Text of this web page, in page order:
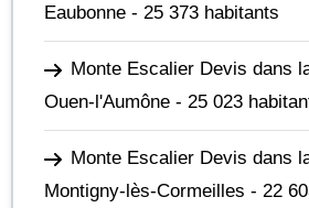
Eaubonne - 25 373 habitants
Monte Escalier Devis dans
Ouen-l'Aumône - 25 023
Monte Escalier Devis dans
Montigny-lès-Cormeilles - 22